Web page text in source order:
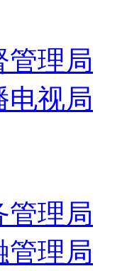
管理局
电视局
管理局
管理局